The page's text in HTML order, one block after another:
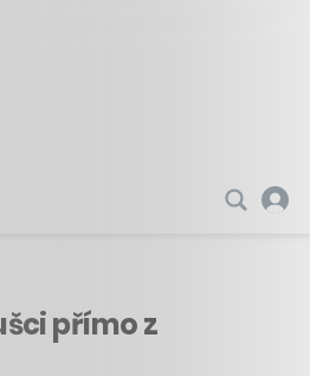
přímo z